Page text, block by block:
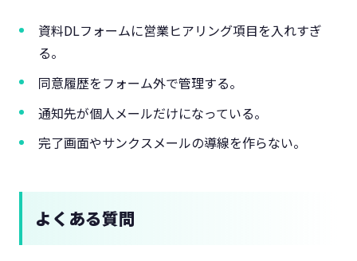
資料DLフォームに営業ヒアリング項目を入れすぎ
る。
同意履歴をフォーム外で管理する。
通知先が個人メールだけになっている。
完了画面やサンクスメールの導線を作らない。
よくある質問